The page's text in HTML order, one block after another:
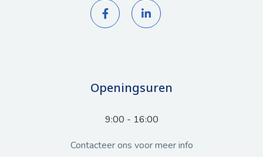
 
Openingsuren
9:00 - 16:00
Contacteer ons voor meer info